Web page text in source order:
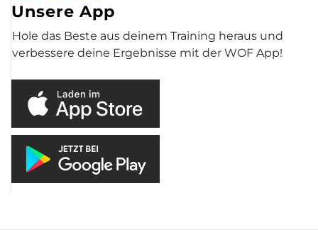
Unsere App
Hole das Beste aus deinem Training heraus und
verbessere deine Ergebnisse mit der WOF App!